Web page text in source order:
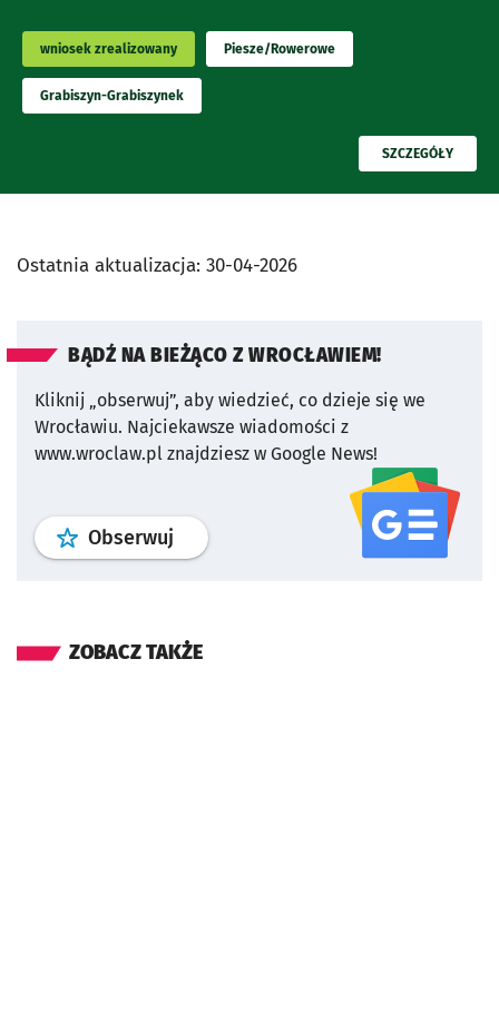
wniosek zrealizowany Piesze/Rowerowe
Grabiszyn-Grabiszynek
PRZECZYTAJ
SZCZEGÓŁY
Ostatnia aktualizacja: 30-04-2026
BĄDŹ NA BIEŻĄCO Z WROCŁAWIEM!
Kliknij „obserwuj”, aby wiedzieć, co dzieje się we
Wrocławiu. Najciekawsze wiadomości z
www.wroclaw.pl znajdziesz w Google News!
Obserwuj profil serwisu
ZOBACZ TAKŻE